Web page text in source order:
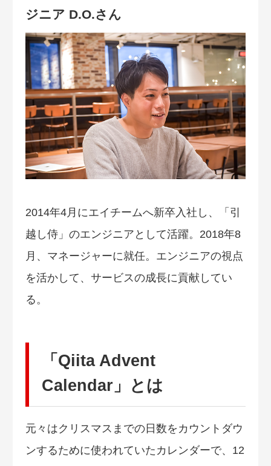
ジニア D.O.さん
2014年4月にエイチームへ新卒入社し、「引
越し侍」のエンジニアとして活躍。2018年8
月、マネージャーに就任。エンジニアの視点
を活かして、サービスの成長に貢献してい
る。
「Qiita Advent
Calendar」とは
元々はクリスマスまでの日数をカウントダウ
ンするために使われていたカレンダーで、12